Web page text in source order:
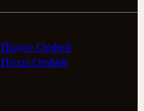
Видео Орфей
Ноты Орфей